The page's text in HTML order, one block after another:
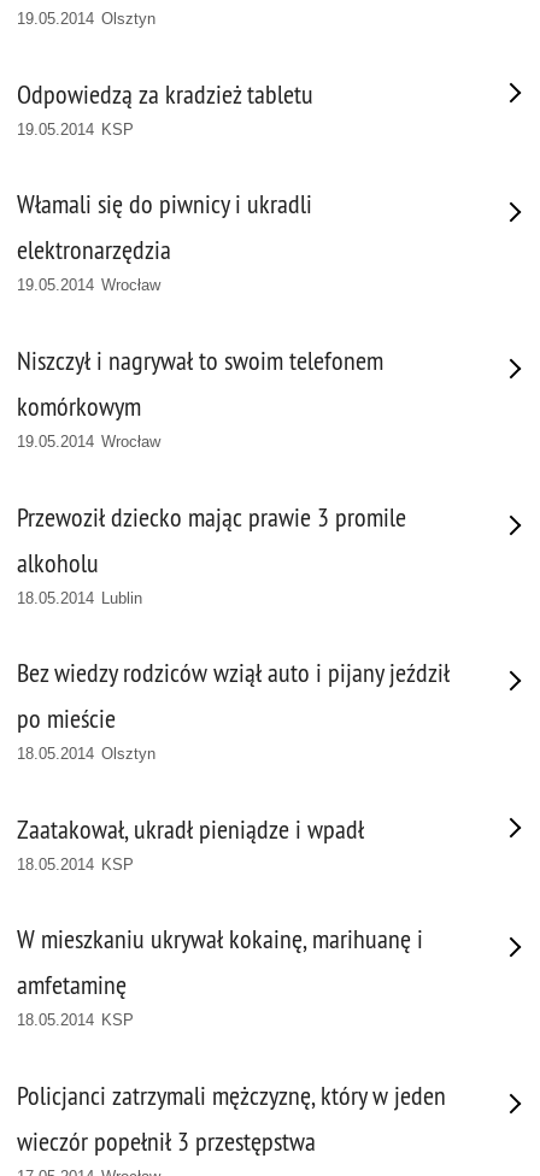
19.05.2014 Olsztyn
Odpowiedzą za kradzież tabletu
19.05.2014 KSP
Włamali się do piwnicy i ukradli
elektronarzędzia
19.05.2014 Wrocław
Niszczył i nagrywał to swoim telefonem
komórkowym
19.05.2014 Wrocław
Przewoził dziecko mając prawie 3 promile
alkoholu
18.05.2014 Lublin
Bez wiedzy rodziców wziął auto i pijany jeździł
po mieście
18.05.2014 Olsztyn
Zaatakował, ukradł pieniądze i wpadł
18.05.2014 KSP
W mieszkaniu ukrywał kokainę, marihuanę i
amfetaminę
18.05.2014 KSP
Policjanci zatrzymali mężczyznę, który w jeden
wieczór popełnił 3 przestępstwa